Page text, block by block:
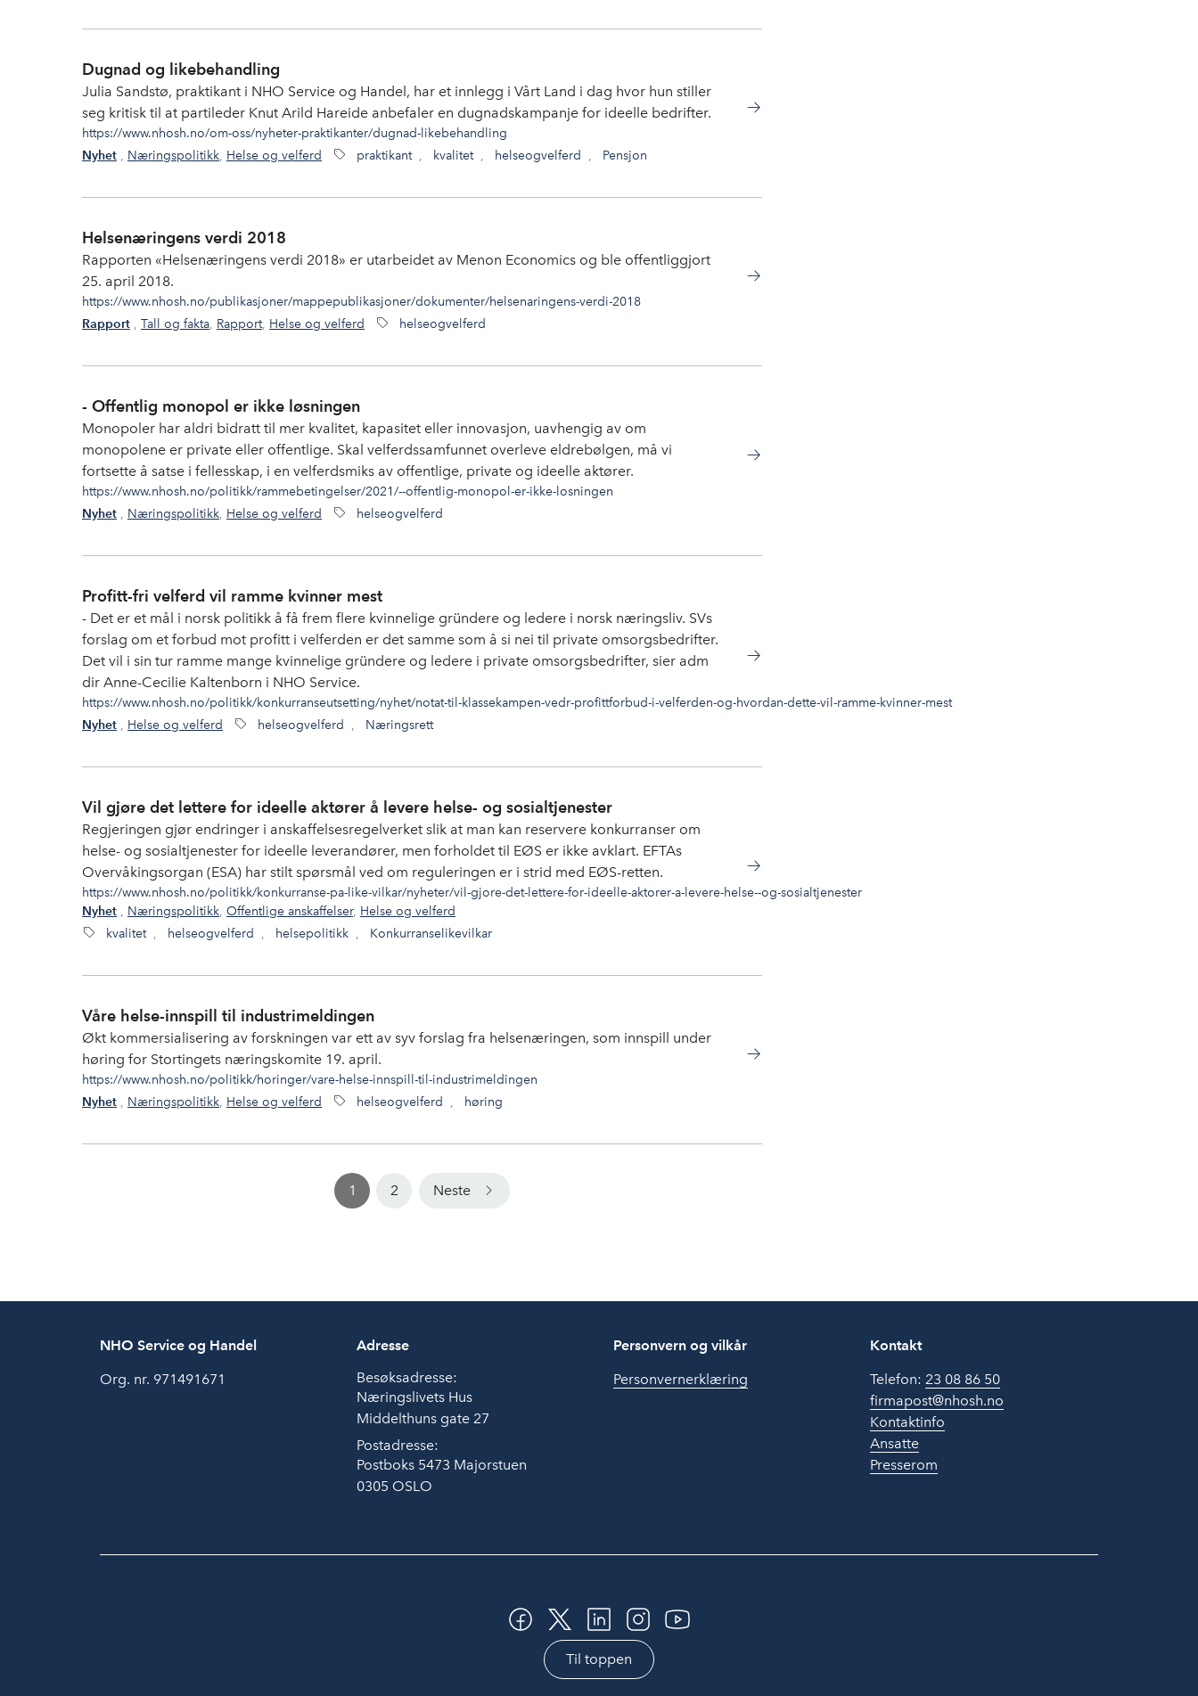
Dugnad og likebehandling
Julia Sandstø, praktikant i NHO Service og Handel, har et innlegg i Vårt Land i dag hvor hun stiller
seg kritisk til at partileder Knut Arild Hareide anbefaler en dugnadskampanje for ideelle bedrifter.
https://www.nhosh.no/om-oss/nyheter-praktikanter/dugnad-likebehandling
Nyhet , Næringspolitikk, Helse og velferd praktikant , kvalitet , helseogvelferd , Pensjon
Helsenæringens verdi 2018
Rapporten «Helsenæringens verdi 2018» er utarbeidet av Menon Economics og ble offentliggjort
25. april 2018.
https://www.nhosh.no/publikasjoner/mappepublikasjoner/dokumenter/helsenaringens-verdi-2018
Rapport , Tall og fakta, Rapport, Helse og velferd helseogvelferd
- Offentlig monopol er ikke løsningen
Monopoler har aldri bidratt til mer kvalitet, kapasitet eller innovasjon, uavhengig av om
monopolene er private eller offentlige. Skal velferdssamfunnet overleve eldrebølgen, må vi
fortsette å satse i fellesskap, i en velferdsmiks av offentlige, private og ideelle aktører.
https://www.nhosh.no/politikk/rammebetingelser/2021/--offentlig-monopol-er-ikke-losningen
Nyhet , Næringspolitikk, Helse og velferd helseogvelferd
Profitt-fri velferd vil ramme kvinner mest
- Det er et mål i norsk politikk å få frem flere kvinnelige gründere og ledere i norsk næringsliv. SVs
forslag om et forbud mot profitt i velferden er det samme som å si nei til private omsorgsbedrifter.
Det vil i sin tur ramme mange kvinnelige gründere og ledere i private omsorgsbedrifter, sier adm
dir Anne-Cecilie Kaltenborn i NHO Service.
https://www.nhosh.no/politikk/konkurranseutsetting/nyhet/notat-til-klassekampen-vedr-profittforbud-i-velferden-og-hvordan-dette-vil-ramme-kvinner-mest
Nyhet , Helse og velferd helseogvelferd , Næringsrett
Vil gjøre det lettere for ideelle aktører å levere helse- og sosialtjenester
Regjeringen gjør endringer i anskaffelsesregelverket slik at man kan reservere konkurranser om
helse- og sosialtjenester for ideelle leverandører, men forholdet til EØS er ikke avklart. EFTAs
Overvåkingsorgan (ESA) har stilt spørsmål ved om reguleringen er i strid med EØS-retten.
https://www.nhosh.no/politikk/konkurranse-pa-like-vilkar/nyheter/vil-gjore-det-lettere-for-ideelle-aktorer-a-levere-helse--og-sosialtjenester
Nyhet , Næringspolitikk, Offentlige anskaffelser, Helse og velferd
kvalitet , helseogvelferd , helsepolitikk , Konkurranselikevilkar
Våre helse-innspill til industrimeldingen
Økt kommersialisering av forskningen var ett av syv forslag fra helsenæringen, som innspill under
høring for Stortingets næringskomite 19. april.
https://www.nhosh.no/politikk/horinger/vare-helse-innspill-til-industrimeldingen
Nyhet , Næringspolitikk, Helse og velferd helseogvelferd , høring
1 2 Neste
NHO Service og Handel
Org. nr. 971491671
Adresse
Besøksadresse:
Næringslivets Hus
Middelthuns gate 27
Postadresse:
Postboks 5473 Majorstuen
0305 OSLO
Personvern og vilkår
Personvernerklæring
Kontakt
Telefon: 23 08 86 50
firmapost@nhosh.no
Kontaktinfo
Ansatte
Presserom
Til toppen